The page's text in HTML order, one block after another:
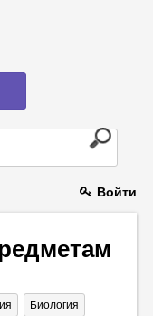
Войти
Биология